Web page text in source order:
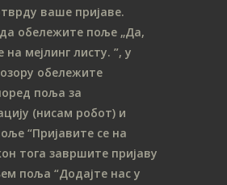
ваше пријаве.
обележите поље „Да,
на мeјлинг листу. ”, у
обележите
поља за
(нисам робот) и
“Пријавите се на
тога завршите пријаву
поља “Додајте нас у